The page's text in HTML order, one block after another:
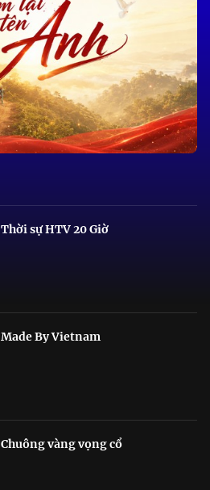
Thời sự HTV 20 Giờ
Made By Vietnam
Chuông vàng vọng cổ